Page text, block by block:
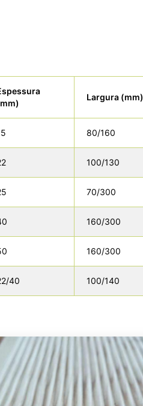
Largura (mm)
80/160
100/130
70/300
160/300
160/300
40 100/140